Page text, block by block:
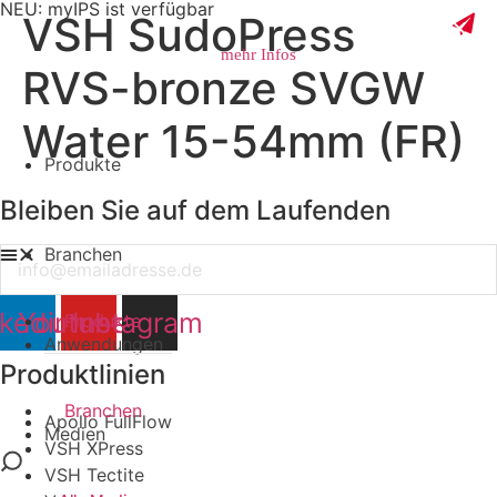
NEU: myIPS ist verfügbar
mehr Infos
Produkte
Branchen
Anwendungen
Medien
Produkte
Branchen
VSH SudoPress
RVS-bronze SVGW
Water 15-54mm (FR)
Bleiben Sie auf dem Laufenden
Email
YoutubeInstagram
Produktlinien
Apollo FullFlow
VSH XPress
VSH Tectite